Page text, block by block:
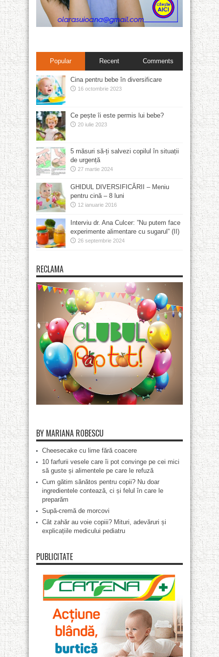
Popular Recent Comments
Cina pentru bebe în diversificare
16 octombrie 2023
Ce pește îi este permis lui bebe?
20 iulie 2023
5 măsuri să-ți salvezi copilul în situații
de urgență
27 martie 2024
GHIDUL DIVERSIFICĂRII – Meniu
pentru cină – 8 luni
12 ianuarie 2016
Interviu dr. Ana Culcer: ”Nu putem face
experimente alimentare cu sugarul” (II)
26 septembrie 2024
RECLAMA
BY MARIANA ROBESCU
Cheesecake cu lime fără coacere
10 farfurii vesele care îi pot convinge pe cei mici
să guste și alimentele pe care le refuză
Cum gătim sănătos pentru copii? Nu doar
ingredientele contează, ci și felul în care le
preparăm
Supă-cremă de morcovi
Cât zahăr au voie copiii? Mituri, adevăruri și
explicațiile medicului pediatru
PUBLICITATE